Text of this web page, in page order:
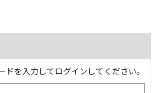
を入力してログインしてください。